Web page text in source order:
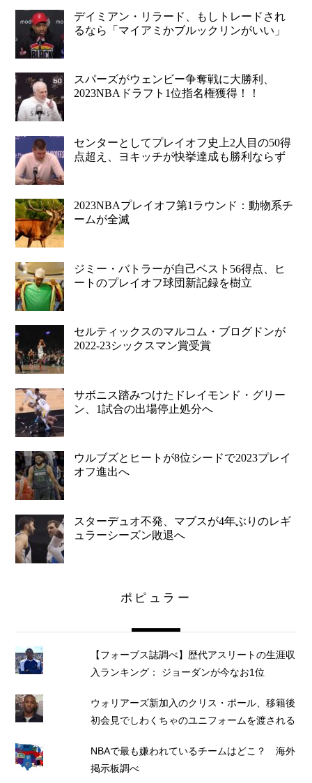
デイミアン・リラード、もしトレードされ
るなら「マイアミかブルックリンがいい」
スパーズがウェンビー争奪戦に大勝利、
2023NBAドラフト1位指名権獲得！！
センターとしてプレイオフ史上2人目の50得
点超え、ヨキッチが快挙達成も勝利ならず
2023NBAプレイオフ第1ラウンド：動物系チ
ームが全滅
ジミー・バトラーが自己ベスト56得点、ヒ
ートのプレイオフ球団新記録を樹立
セルティックスのマルコム・ブログドンが
2022-23シックスマン賞受賞
サボニス踏みつけたドレイモンド・グリー
ン、1試合の出場停止処分へ
ウルブズとヒートが8位シードで2023プレイ
オフ進出へ
スターデュオ不発、マブスが4年ぶりのレギ
ュラーシーズン敗退へ
ポピュラー
【フォーブス誌調べ】歴代アスリートの生涯収
入ランキング： ジョーダンが今なお1位
ウォリアーズ新加入のクリス・ポール、移籍後
初会見でしわくちゃのユニフォームを渡される
NBAで最も嫌われているチームはどこ？ 海外
掲示板調べ